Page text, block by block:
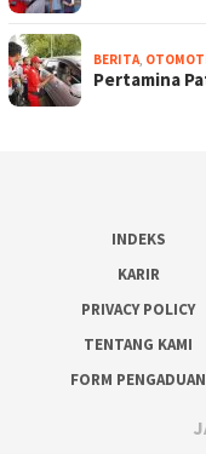
BERITA,
Pertamina
INDEKS
KARIR
PRIVACY POLICY
TENTANG KAMI
FORM PENGADUAN